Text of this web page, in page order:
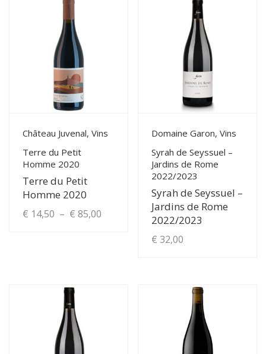
View Details
Château Juvenal, Vins
Terre du Petit
Homme 2020
Terre du Petit
Homme 2020
€ 14,50 – € 85,00
View Details
Domaine Garon, Vins
Syrah de Seyssuel –
Jardins de Rome
2022/2023
Syrah de Seyssuel –
Jardins de Rome
2022/2023
€ 32,00